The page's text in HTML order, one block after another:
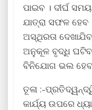
ପାଇବ । ଦୀର୍ଘ
ଯାତ୍ରା ସଫଳ ହେବ
ଅସ୍ଥିରତା
ଅନୁକୂଳ ବୃଦ୍ଧି ଘଟିବ
ବିନିଯୋଗ ଭଲ ହେବ
ତୂଳା :-
କାର୍ଯ୍ୟ ଉପରେ